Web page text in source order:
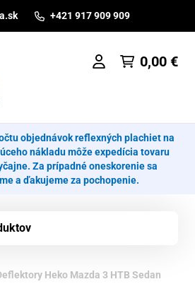
+421 917 909 909
0,00 €
objednávok reflexných plachiet na
nákladu môže expedícia tovaru
Za prípadné oneskorenie sa
a ďakujeme za pochopenie.
Heko Mazda 3 HTB Sedan